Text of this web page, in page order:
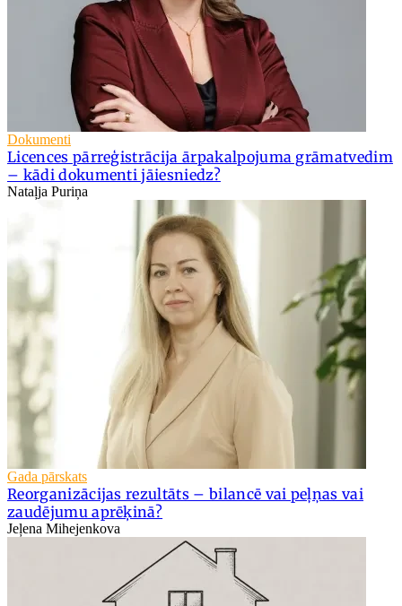
Dokumenti
Licences pārreģistrācija ārpakalpojuma grāmatvedim
– kādi dokumenti jāiesniedz?
Nataļja Puriņa
Gada pārskats
Reorganizācijas rezultāts – bilancē vai peļņas vai
zaudējumu aprēķinā?
Jeļena Mihejenkova